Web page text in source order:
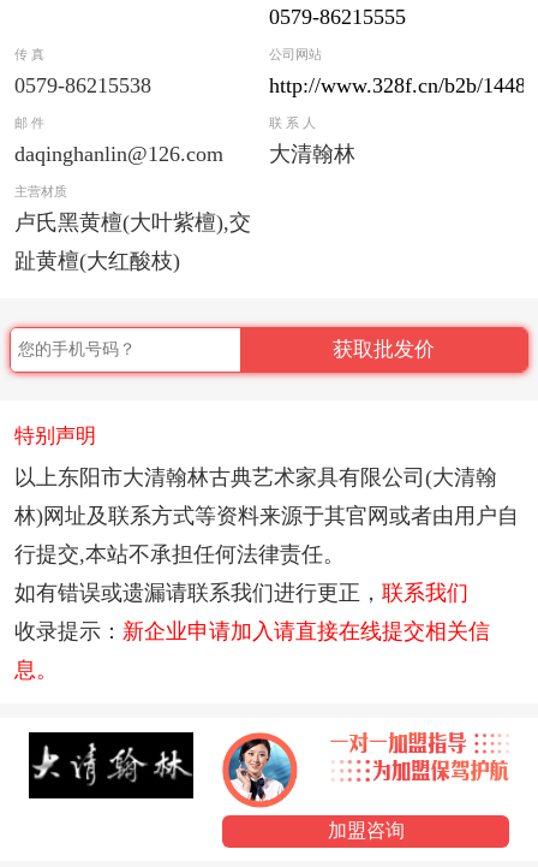
0579-86215555
传 真
0579-86215538
公司网站
http://www.328f.cn/b2b/
邮 件
daqinghanlin@126.com
联 系 人
大清翰林
主营材质
卢氏黑黄檀(大叶紫檀),交
趾黄檀(大红酸枝)
获取批发价
特别声明
以上东阳市大清翰林古典艺术家具有限公司(大清翰
林)网址及联系方式等资料来源于其官网或者由用户自
行提交,本站不承担任何法律责任。
如有错误或遗漏请联系我们进行更正， 联系我们
收录提示： 新企业申请加入请直接在线提交相关信
息。
加盟咨询